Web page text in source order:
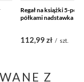
Regał na książki 5-
półkami nadstawka na
112,99 zł / szt.
Z